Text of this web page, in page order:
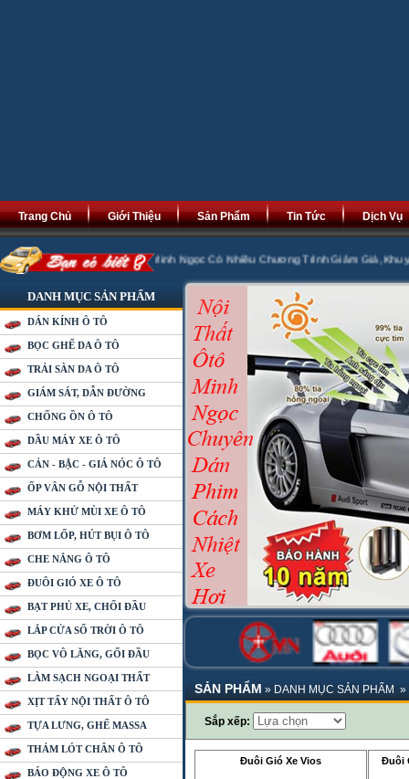
Trang Chủ Giới Thiệu Sản Phẩm Tin Tức Dịch Vụ
Tài Phát Lộc. Minh Ngọc Có Nhiều Chương Trình Giảm Giá ,Khuyến Mại
DANH MỤC SẢN PHẨM
DÁN KÍNH Ô TÔ
BỌC GHẾ DA Ô TÔ
TRẢI SÀN DA Ô TÔ
GIÁM SÁT, DẪN ĐƯỜNG
CHỐNG ỒN Ô TÔ
DẦU MÁY XE Ô TÔ
CẢN - BẬC - GIÁ NÓC Ô TÔ
ỐP VÂN GỖ NỘI THẤT
MÁY KHỬ MÙI XE Ô TÔ
BƠM LỐP, HÚT BỤI Ô TÔ
CHE NẮNG Ô TÔ
ĐUÔI GIÓ XE Ô TÔ
BẠT PHỦ XE, CHỔI ĐẦU
LẮP CỬA SỔ TRỜI Ô TÔ
BỌC VÔ LĂNG, GỐI ĐẦU
LÀM SẠCH NGOẠI THẤT
XỊT TẨY NỘI THẤT Ô TÔ
TỰA LƯNG, GHẾ MASSA
THẢM LÓT CHÂN Ô TÔ
BÁO ĐỘNG XE Ô TÔ
SẢN PHẨM » DANH MỤC SẢN PHẨM »
Sắp xếp:
Đuôi Gió Xe Vios Đuôi